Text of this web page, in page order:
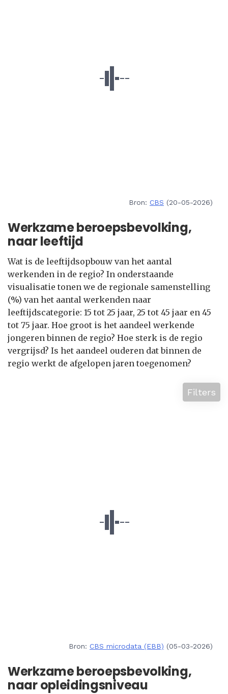
Bron: CBS (20-05-2026)
Werkzame beroepsbevolking,
naar leeftijd
Wat is de leeftijdsopbouw van het aantal
werkenden in de regio? In onderstaande
visualisatie tonen we de regionale samenstelling
(%) van het aantal werkenden naar
leeftijdscategorie: 15 tot 25 jaar, 25 tot 45 jaar en 45
tot 75 jaar. Hoe groot is het aandeel werkende
jongeren binnen de regio? Hoe sterk is de regio
vergrijsd? Is het aandeel ouderen dat binnen de
regio werkt de afgelopen jaren toegenomen?
Filters
Bron: CBS microdata (EBB) (05-03-2026)
Werkzame beroepsbevolking,
naar opleidingsniveau